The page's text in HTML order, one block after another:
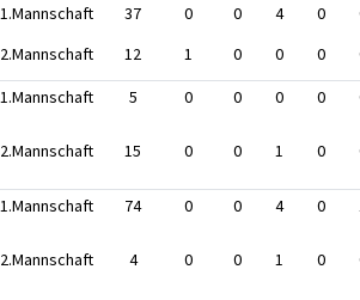
1.Mannschaft 37 0 0 4 0
2.Mannschaft
12 1 0 0 0
1.Mannschaft 5 0 0 0 0
2.Mannschaft 15 0 0 1 0
1.Mannschaft 74 0 0 4 0
2.Mannschaft 4 0 0 1 0